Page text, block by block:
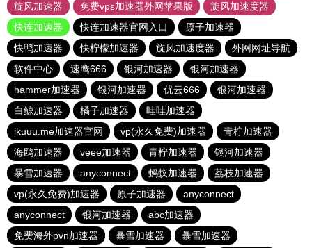
旋风加速器
免费vps加速器外网苹果版
旋风加速度器
快连加速器
快连加速器官网入口
原子加速器
快鸭加速器
快柠檬加速器 旋风加速度器
外网网址导航
软件中心
速鹰666 银河加速器
银河加速器
hammer加速器
银河加速器 优云666
银河加速器
白鲸加速器
橘子加速器
哇哇加速器
ikuuu.me加速器官网
vp(永久免费)加速器
青柠加速器
海鸥加速器
veee加速器 青柠加速器
银河加速器
暴雪加速器
anyconnect 蚂蚁加速器
荔枝加速器
vp(永久免费)加速器
原子加速器
anyconnect
anyconnect
银河加速器
abc加速器
免费海外pvn加速器
暴雪加速器 暴雪加速器